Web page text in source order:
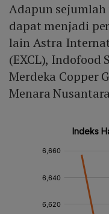
Adapun sejumlah
dapat menjadi
lain Astra
(EXCL), Indofood
Merdeka Copper
Menara